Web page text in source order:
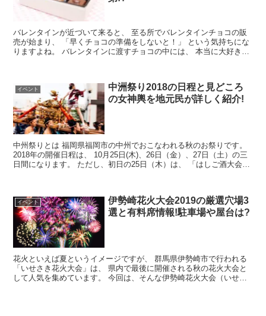
バレンタインが近づいて来ると、 至る所でバレンタインチョコの販
売が始まり、 「早くチョコの準備をしないと！」 という気持ちにな
りますよね。 バレンタインに渡すチョコの中には、 本当に大好きな
イベント
中洲祭り2018の日程と見どころ
の女神輿を地元民が詳しく紹介!
中州祭りとは 福岡県福岡市の中州でおこなわれる秋のお祭りです。
2018年の開催日程は、 10月25日(木)、26日（金）、27日（土）の三
日間になります。 ただし、初日の25日（木）は、 「はしご酒大会」
イベント
伊勢崎花火大会2019の厳選穴場3
選と有料席情報!駐車場や屋台は?
花火といえば夏というイメージですが、 群馬県伊勢崎市で行われる
「いせさき花火大会」は、 県内で最後に開催される秋の花火大会と
して人気を集めています。 今回は、そんな伊勢崎花火大会（いせさ